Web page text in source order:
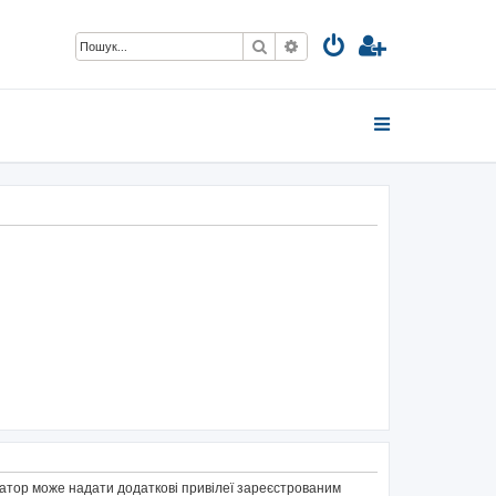
ПошукРозширений пошук
може надати додаткові привілеї зареєстрованим